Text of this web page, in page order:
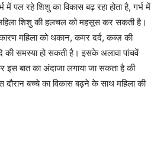
में पल रहे शिशु का विकास बढ़ रहा होता है, गर्भ में
शिशु की हलचल को महसूस कर सकती है।
महिला को थकान, कमर दर्द, कब्ज़ की
की समस्या हो सकती है। इसके अलावा पांचवें
इस बात का अंदाजा लगाया जा सकता है की
दौरान बच्चे का विकास बढ़ने के साथ महिला की